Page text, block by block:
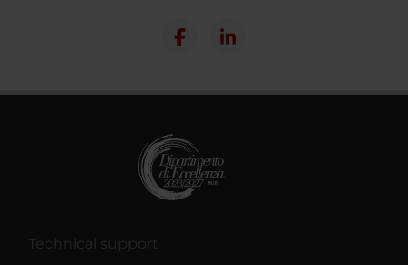
Technical support